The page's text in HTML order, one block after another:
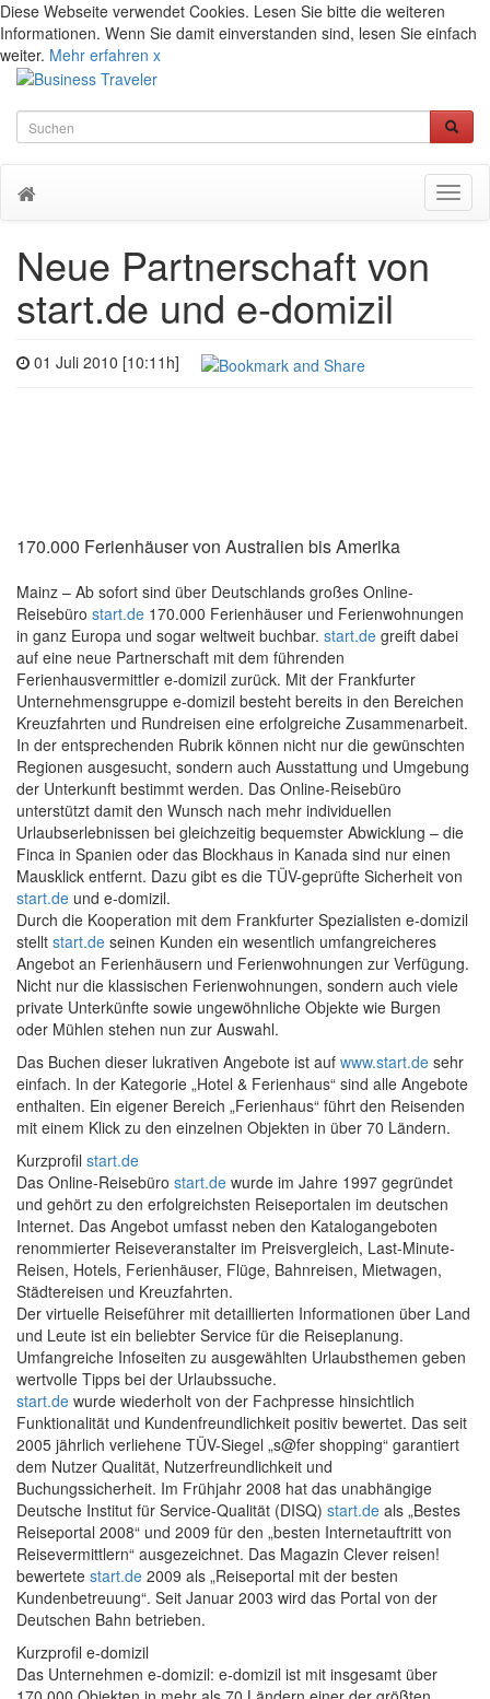
Diese Webseite verwendet Cookies. Lesen Sie bitte die weiteren
Informationen. Wenn Sie damit einverstanden sind, lesen Sie einfach
weiter. Mehr erfahren x
Neue Partnerschaft von
start.de und e-domizil
01 Juli 2010 [10:11h]
170.000 Ferienhäuser von Australien bis Amerika
Mainz – Ab sofort sind über Deutschlands großes Online-
Reisebüro start.de 170.000 Ferienhäuser und Ferienwohnungen
in ganz Europa und sogar weltweit buchbar. start.de greift dabei
auf eine neue Partnerschaft mit dem führenden
Ferienhausvermittler e-domizil zurück. Mit der Frankfurter
Unternehmensgruppe e-domizil besteht bereits in den Bereichen
Kreuzfahrten und Rundreisen eine erfolgreiche Zusammenarbeit.
In der entsprechenden Rubrik können nicht nur die gewünschten
Regionen ausgesucht, sondern auch Ausstattung und Umgebung
der Unterkunft bestimmt werden. Das Online-Reisebüro
unterstützt damit den Wunsch nach mehr individuellen
Urlaubserlebnissen bei gleichzeitig bequemster Abwicklung – die
Finca in Spanien oder das Blockhaus in Kanada sind nur einen
Mausklick entfernt. Dazu gibt es die TÜV-geprüfte Sicherheit von
start.de und e-domizil.
Durch die Kooperation mit dem Frankfurter Spezialisten e-domizil
stellt start.de seinen Kunden ein wesentlich umfangreicheres
Angebot an Ferienhäusern und Ferienwohnungen zur Verfügung.
Nicht nur die klassischen Ferienwohnungen, sondern auch viele
private Unterkünfte sowie ungewöhnliche Objekte wie Burgen
oder Mühlen stehen nun zur Auswahl.
Das Buchen dieser lukrativen Angebote ist auf www.start.de sehr
einfach. In der Kategorie „Hotel & Ferienhaus“ sind alle Angebote
enthalten. Ein eigener Bereich „Ferienhaus“ führt den Reisenden
mit einem Klick zu den einzelnen Objekten in über 70 Ländern.
Kurzprofil start.de
Das Online-Reisebüro start.de wurde im Jahre 1997 gegründet
und gehört zu den erfolgreichsten Reiseportalen im deutschen
Internet. Das Angebot umfasst neben den Katalogangeboten
renommierter Reiseveranstalter im Preisvergleich, Last-Minute-
Reisen, Hotels, Ferienhäuser, Flüge, Bahnreisen, Mietwagen,
Städtereisen und Kreuzfahrten.
Der virtuelle Reiseführer mit detaillierten Informationen über Land
und Leute ist ein beliebter Service für die Reiseplanung.
Umfangreiche Infoseiten zu ausgewählten Urlaubsthemen geben
wertvolle Tipps bei der Urlaubssuche.
start.de wurde wiederholt von der Fachpresse hinsichtlich
Funktionalität und Kundenfreundlichkeit positiv bewertet. Das seit
2005 jährlich verliehene TÜV-Siegel „s@fer shopping“ garantiert
dem Nutzer Qualität, Nutzerfreundlichkeit und
Buchungssicherheit. Im Frühjahr 2008 hat das unabhängige
Deutsche Institut für Service-Qualität (DISQ) start.de als „Bestes
Reiseportal 2008“ und 2009 für den „besten Internetauftritt von
Reisevermittlern“ ausgezeichnet. Das Magazin Clever reisen!
bewertete start.de 2009 als „Reiseportal mit der besten
Kundenbetreuung“. Seit Januar 2003 wird das Portal von der
Deutschen Bahn betrieben.
Kurzprofil e-domizil
Das Unternehmen e-domizil: e-domizil ist mit insgesamt über